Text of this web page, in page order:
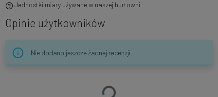
Jednostki miary używane w naszej hurtowni
Opinie użytkowników
Nie dodano jeszcze żadnej recenzji.
Ładowanie…